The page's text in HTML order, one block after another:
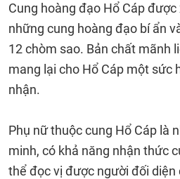
Cung hoàng đạo Hổ Cáp
những cung hoàng đạo bí ẩn
12 chòm sao. Bản chất mãnh
mang lại cho Hổ Cáp một sức
nhận.
Phụ nữ thuộc cung Hổ Cáp là
minh, có khả năng nhận thức
thể đọc vị được người đối diện